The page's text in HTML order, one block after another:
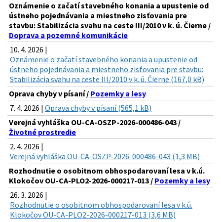
Oznámenie o začatí stavebného konania a upustenie od
ústneho pojednávania a miestneho zisťovania pre
stavbu: Stabilizácia svahu na ceste III/2010 v k. ú. Čierne /
Doprava a pozemné komunikácie
10. 4. 2026 |
Oznámenie o začatí stavebného konania a upustenie od
ústneho pojednávania a miestneho zisťovania pre stavbu:
Stabilizácia svahu na ceste III/2010 v k. ú. Čierne (167,0 kB)
Oprava chyby v písaní / Pozemky a lesy
7. 4. 2026 | Oprava chyby v písaní (565,1 kB)
Verejná vyhláška OU-CA-OSZP-2026-000486-043 /
Životné prostredie
2. 4. 2026 |
Verejná vyhláška OU-CA-OSZP-2026-000486-043 (1,3 MB)
Rozhodnutie o osobitnom obhospodarovaní lesa v k.ú.
Klokočov OU-CA-PLO2-2026-000217-013 / Pozemky a lesy
26. 3. 2026 |
Rozhodnutie o osobitnom obhospodarovaní lesa v k.ú.
Klokočov OU-CA-PLO2-2026-000217-013 (3,6 MB)